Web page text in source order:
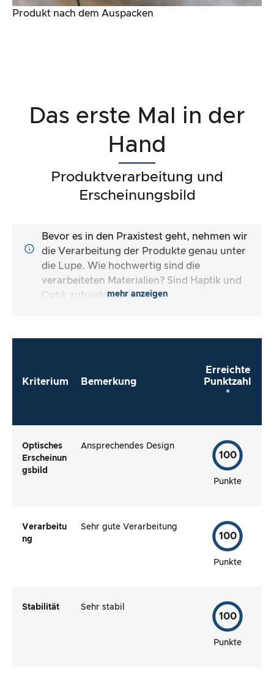
Produkt nach dem Auspacken
Das erste Mal in der
Hand
Produktverarbeitung und
Erscheinungsbild
Bevor es in den Praxistest geht, nehmen wir
die Verarbeitung der Produkte genau unter
die Lupe. Wie hochwertig sind die
verarbeiteten Materialien? Sind Haptik und
Optik zufriedenstellend?
mehr anzeigen
Kriterium Bemerkung
Erreichte
Punktzahl
*
Optisches
Erscheinun
gsbild
Ansprechendes Design
100
Punkte
Verarbeitu
ng
Sehr gute Verarbeitung
100
Punkte
Stabilität Sehr stabil
100
Punkte